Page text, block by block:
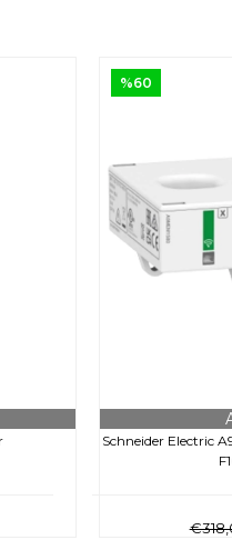
Schneider Electric
%60